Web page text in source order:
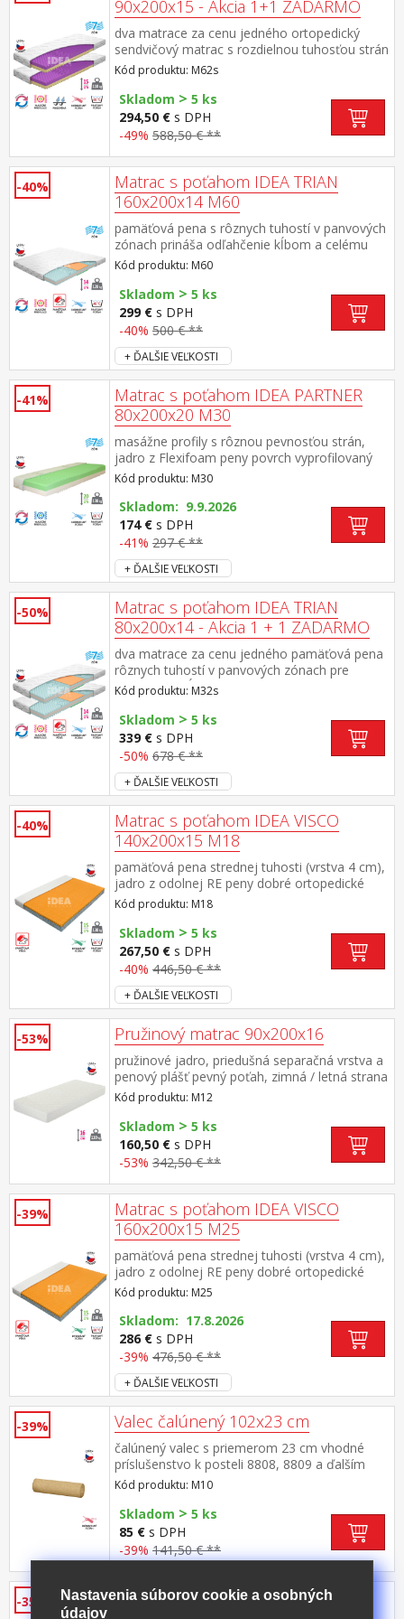
90x200x15 - Akcia 1+1 ZADARMO
dva matrace za cenu jedného ortopedický
sendvičový matrac s rozdielnou tuhosťou strán
anatomická zónová masážna profilácia – 7
zón na oboch stranách pre uvoľnenie a
relaxáciu celého tela, maximálna vzdušnosť,
ideálne ortopedické vlastnosti biela strana
vyššia stredná tuhosť, fialová strana nižšia
stredná tuhosť vhodná aj pre malé deti poťah
Relaxtic prešitý dutým vláknom, snímateľný a
prateľný do 60 °C odporúčaná nosnosť do 110
kg, výška matraca 15 cm
Kód produktu: M62s
Skladom > 5 ks
294,50 € s DPH
-49% 588,50 € **
-40%
Matrac s poťahom IDEA TRIAN
160x200x14 M60
pamäťová pena s rôznych tuhostí v panvových
zónach prináša odľahčenie kĺbom a celému
pohybovému aparátu 7-zónová anatomická
masážna profilácia – veľmi jemná masáž v
priebehu spánku matrac s Visco
systémom rozdielnej tuhosti strán vhodná pre
všetky typy roštov poťah
odporúčaná nosnosť do 120 kg
Kód produktu: M60
Skladom > 5 ks
299 € s DPH
-40% 500 € **
+ ĎALŠIE VEĽKOSTI
-41%
Matrac s poťahom IDEA PARTNER
80x200x20 M30
masážne profily s rôznou pevnosťou strán,
jadro z Flexifoam peny povrch vyprofilovaný
do 7 anatomických zón na oboch stranách
tvrdá (biela) a mäkká (svetlo zelená) strana
vhodný pre všetky typy roštov vhodný pre
alergikov, poťah snímateľný a prateľný do 60
°C odporúčaná nosnosť do 130 kg
Kód produktu: M30
Skladom: 9.9.2026
174 € s DPH
-41% 297 € **
+ ĎALŠIE VEĽKOSTI
-50%
Matrac s poťahom IDEA TRIAN
80x200x14 - Akcia 1 + 1 ZADARMO
dva matrace za cenu jedného pamäťová pena
rôznych tuhostí v panvových zónach pre
odľahčenie kĺbom a celému pohybovému
aparátu 7-zónová anatomická masážna
profilácia prináša veľmi jemnú masáž v
priebehu spánku matrac s Visco penou a
systémom rozdielne tuhosti strán vhodná pre
do 40 °C odporúčaná nosnosť do 120 kg
Kód produktu: M32s
Skladom > 5 ks
339 € s DPH
-50% 678 € **
+ ĎALŠIE VEĽKOSTI
-40%
Matrac s poťahom IDEA VISCO
140x200x15 M18
pamäťová pena strednej tuhosti (vrstva 4 cm),
jadro z odolnej RE peny dobré ortopedické
vlastností a dlhá životnosť matraca vhodný pre
všetky typy roštov poťah priedušný, vyrobený z
dvoch častí, snímateľný a prateľný do 60 °C
odporúčaná nosnosť do 130 kg
Kód produktu: M18
Skladom > 5 ks
267,50 € s DPH
-40% 446,50 € **
+ ĎALŠIE VEĽKOSTI
-53% Pružinový matrac 90x200x16
pružinové jadro, priedušná separačná vrstva a
penový plášť pevný poťah, zimná / letná strana
odporúčaná nosnosť do 110 kg
Kód produktu: M12
Skladom > 5 ks
160,50 € s DPH
-53% 342,50 € **
-39%
Matrac s poťahom IDEA VISCO
160x200x15 M25
pamäťová pena strednej tuhosti (vrstva 4 cm),
jadro z odolnej RE peny dobré ortopedické
vlastností a dlhá životnosť matraca vhodný pre
všetky typy roštov poťah priedušný, vyrobený z
dvoch častí, snímateľný a prateľný do 60 °C
odporúčaná nosnosť do 130 kg
Kód produktu: M25
Skladom: 17.8.2026
286 € s DPH
-39% 476,50 € **
+ ĎALŠIE VEĽKOSTI
-39% Valec čalúnený 102x23 cm
čalúnený valec s priemerom 23 cm vhodné
príslušenstvo k posteli 8808, 8809 a ďalším
Kód produktu: M10
Skladom > 5 ks
85 € s DPH
-39% 141,50 € **
-35%
Matrac s poťahom IDEA VISCO
Nastavenia súborov cookie a osobných
údajov